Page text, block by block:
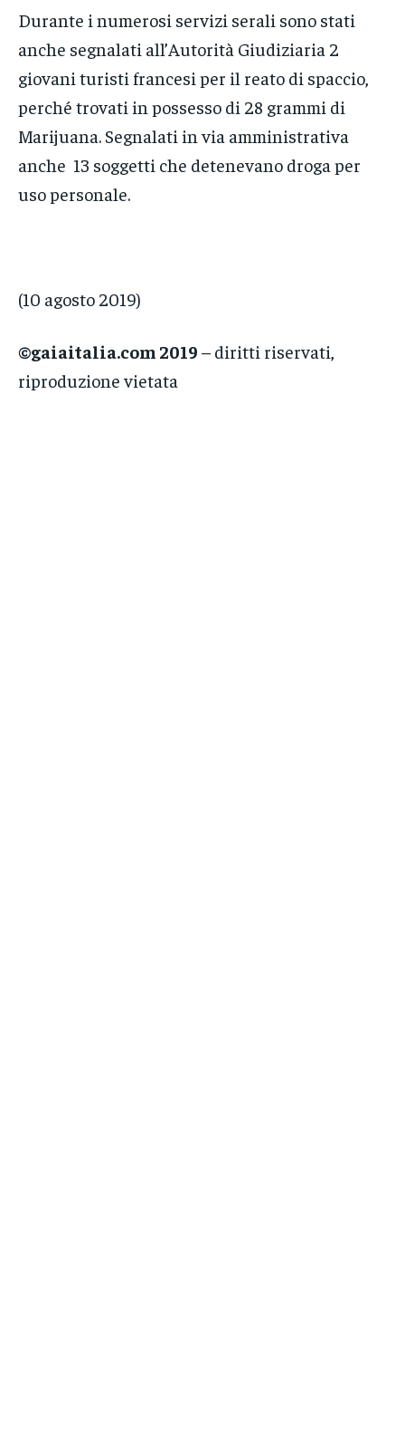
Durante i numerosi servizi serali sono stati
anche segnalati all’Autorità Giudiziaria 2
giovani turisti francesi per il reato di spaccio,
perché trovati in possesso di 28 grammi di
Marijuana. Segnalati in via amministrativa
anche 13 soggetti che detenevano droga per
uso personale.
(10 agosto 2019)
©gaiaitalia.com 2019 – diritti riservati,
riproduzione vietata